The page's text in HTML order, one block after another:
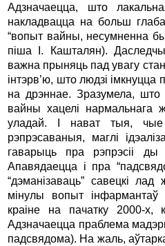
Адзначаецца, што
накладвацца на больш
“вопыт вайны, несумненна
піша І. Кашталян).
важна прыняць пад увагу
інтэрв’ю, што людзі
на дрэннае. Зразумела,
вайны хацелі нармальнага
уладай. І нават тыя, чые
рэпрэсаваныя, маглі
гаварыць пра рэпрэсіі ды
Апавядаецца і пра
“дэманізаваць” савецкі
мінулы вопыт інфармантаў
краіне на пачатку 2000-х,
Адзначаецца праблема
падсвядома). На жаль,